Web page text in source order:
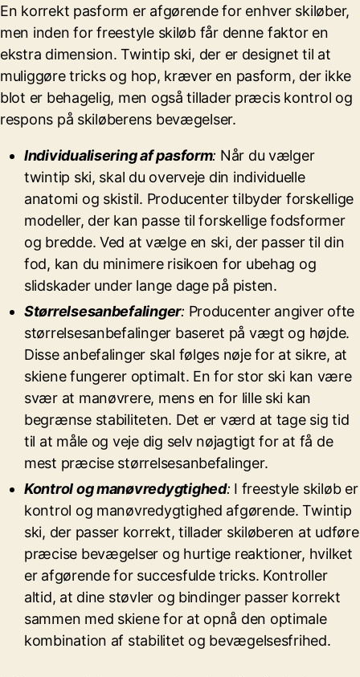
En korrekt pasform er afgørende for enhver skiløber,
men inden for freestyle skiløb får denne faktor en
ekstra dimension. Twintip ski, der er designet til at
muliggøre tricks og hop, kræver en pasform, der ikke
blot er behagelig, men også tillader præcis kontrol og
respons på skiløberens bevægelser.
Individualisering af pasform: Når du vælger
twintip ski, skal du overveje din individuelle
anatomi og skistil. Producenter tilbyder forskellige
modeller, der kan passe til forskellige fodsformer
og bredde. Ved at vælge en ski, der passer til din
fod, kan du minimere risikoen for ubehag og
slidskader under lange dage på pisten.
Størrelsesanbefalinger: Producenter angiver ofte
størrelsesanbefalinger baseret på vægt og højde.
Disse anbefalinger skal følges nøje for at sikre, at
skiene fungerer optimalt. En for stor ski kan være
svær at manøvrere, mens en for lille ski kan
begrænse stabiliteten. Det er værd at tage sig tid
til at måle og veje dig selv nøjagtigt for at få de
mest præcise størrelsesanbefalinger.
Kontrol og manøvredygtighed: I freestyle skiløb er
kontrol og manøvredygtighed afgørende. Twintip
ski, der passer korrekt, tillader skiløberen at udføre
præcise bevægelser og hurtige reaktioner, hvilket
er afgørende for succesfulde tricks. Kontroller
altid, at dine støvler og bindinger passer korrekt
sammen med skiene for at opnå den optimale
kombination af stabilitet og bevægelsesfrihed.